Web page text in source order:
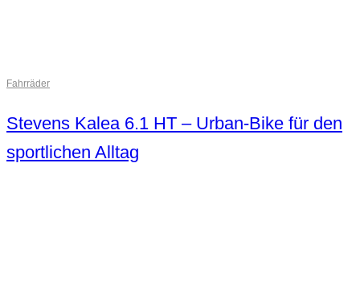
Fahrräder
Stevens Kalea 6.1 HT – Urban-Bike für den
sportlichen Alltag